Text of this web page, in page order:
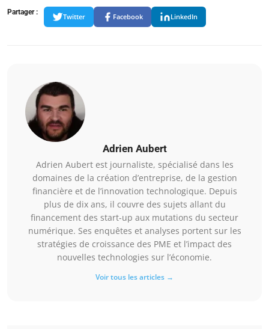
Partager :
Twitter Facebook LinkedIn
Adrien Aubert
Adrien Aubert est journaliste, spécialisé dans les
domaines de la création d’entreprise, de la gestion
financière et de l’innovation technologique. Depuis
plus de dix ans, il couvre des sujets allant du
financement des start-up aux mutations du secteur
numérique. Ses enquêtes et analyses portent sur les
stratégies de croissance des PME et l’impact des
nouvelles technologies sur l’économie.
Voir tous les articles →